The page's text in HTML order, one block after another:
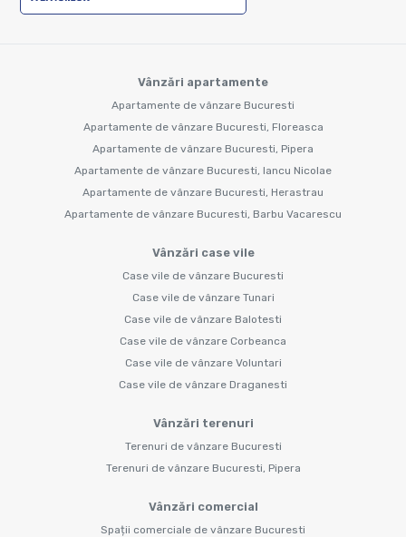
Vânzări apartamente
Apartamente de vânzare Bucuresti
Apartamente de vânzare Bucuresti, Floreasca
Apartamente de vânzare Bucuresti, Pipera
Apartamente de vânzare Bucuresti, Iancu Nicolae
Apartamente de vânzare Bucuresti, Herastrau
Apartamente de vânzare Bucuresti, Barbu Vacarescu
Vânzări case vile
Case vile de vânzare Bucuresti
Case vile de vânzare Tunari
Case vile de vânzare Balotesti
Case vile de vânzare Corbeanca
Case vile de vânzare Voluntari
Case vile de vânzare Draganesti
Vânzări terenuri
Terenuri de vânzare Bucuresti
Terenuri de vânzare Bucuresti, Pipera
Vânzări comercial
Spații comerciale de vânzare Bucuresti